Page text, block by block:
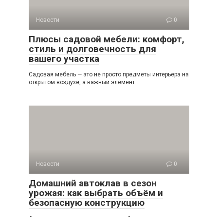
Новости 0
Плюсы садовой мебели: комфорт,
стиль и долговечность для
вашего участка
Садовая мебель — это не просто предметы интерьера на
открытом воздухе, а важный элемент
Новости 0
Домашний автоклав в сезон
урожая: как выбрать объём и
безопасную конструкцию